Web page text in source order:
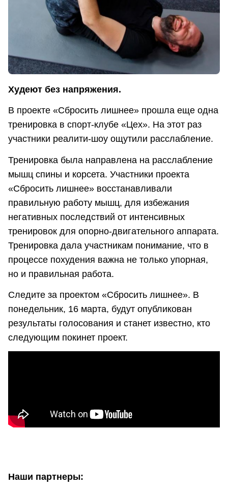
Худеют без напряжения.
В проекте «Сбросить лишнее» прошла еще одна
тренировка в спорт-клубе «Цех». На этот раз
участники реалити-шоу ощутили расслабление.
Тренировка была направлена на расслабление
мышц спины и корсета. Участники проекта
«Сбросить лишнее» восстанавливали
правильную работу мышц, для избежания
негативных последствий от интенсивных
тренировок для опорно-двигательного аппарата.
Тренировка дала участникам понимание, что в
процессе похудения важна не только упорная,
но и правильная работа.
Следите за проектом «Сбросить лишнее». В
понедельник, 16 марта, будут опубликован
результаты голосования и станет известно, кто
следующим покинет проект.
Наши партнеры: